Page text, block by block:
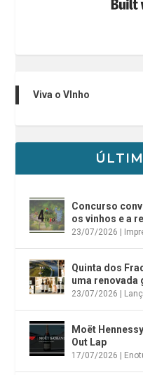
Viva o VInho
Concurso
os vinhos e a
23/07/2026
Quinta dos
uma renovada
23/07/2026
Moët
Out Lap
17/07/2026